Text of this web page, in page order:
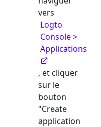
vers
Logto
Console >
Applications
, et cliquer
sur le
bouton
"Create
application